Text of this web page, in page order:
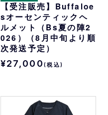
【受注販売】Buffaloe
sオーセンティックヘ
ルメット（Bs夏の陣2
026）（8月中旬より順
次発送予定）
¥27,000(税込)